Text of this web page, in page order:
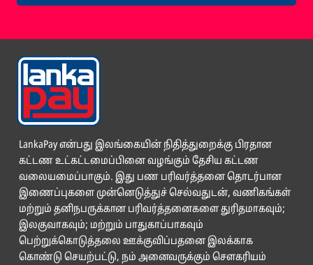
LankaPay என்பது இலங்கையின் நிதித்துறைக்கு பிரதான
கட்டண உட்கட்டமைப்பினை வழங்கும் தேசிய கட்டண
வலையமைப்பாகும். இது பண பரிவர்த்தனை தொடர்பான
இணைப்புகளை முன்னெடுத்துச் செல்வதுடன், வணிகங்கள்
மற்றும் தனிநபருக்கான பரிவர்த்தனைகளை துரிதமாகவும்;
இலகுவாகவும்; மற்றும் பாதுகாப்பாகவும்
பெற்றுக்கொடுத்தலை ஊக்குவிப்பதனை இலக்காக
கொண்டு செயற்பட்டு, நம் அனைவருக்கும் சௌகரியம்